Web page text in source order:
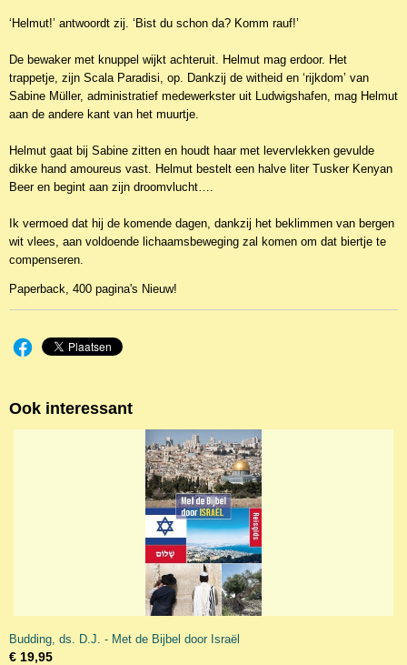
‘Helmut!’ antwoordt zij. ‘Bist du schon da? Komm rauf!’
De bewaker met knuppel wijkt achteruit. Helmut mag erdoor. Het
trappetje, zijn Scala Paradisi, op. Dankzij de witheid en ‘rijkdom’ van
Sabine Müller, administratief medewerkster uit Ludwigshafen, mag Helmut
aan de andere kant van het muurtje.
Helmut gaat bij Sabine zitten en houdt haar met levervlekken gevulde
dikke hand amoureus vast. Helmut bestelt een halve liter Tusker Kenyan
Beer en begint aan zijn droomvlucht….
Ik vermoed dat hij de komende dagen, dankzij het beklimmen van bergen
wit vlees, aan voldoende lichaamsbeweging zal komen om dat biertje te
compenseren.
Paperback, 400 pagina's Nieuw!
Ook interessant
Budding, ds. D.J. - Met de Bijbel door Israël
€ 19,95